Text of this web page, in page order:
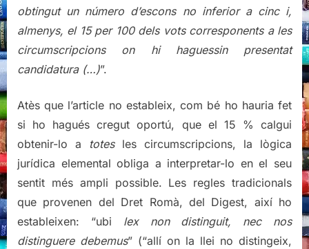
obtingut un número d’escons no inferior a cinc i,
almenys, el 15 per 100 dels vots corresponents a les
circumscripcions on hi haguessin presentat
candidatura (…)”.
Atès que l’article no estableix, com bé ho hauria fet
si ho hagués cregut oportú, que el 15 % calgui
obtenir-lo a totesles circumscripcions, la lògica
jurídica elemental obliga a interpretar-lo en el seu
sentit més ampli possible. Les regles tradicionals
que provenen del Dret Romà, del Digest, així ho
estableixen: “ubi lex non distinguit, nec nos
distinguere debemus” (“allí on la llei no distingeix,